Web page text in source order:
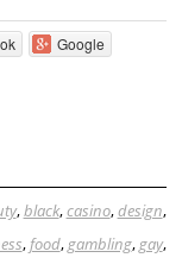
Google
,black,casino,design,
,food,gambling,gay,